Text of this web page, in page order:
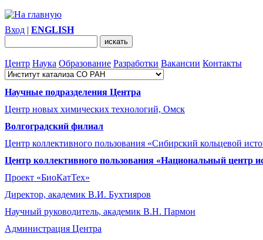
Вход | ENGLISH
Центр Наука Образование Разработки Вакансии Контакты
Научные подразделения Центра
Центр новых химических технологий, Омск
Волгоградский филиал
Центр коллективного пользования «Сибирский кольцевой
Центр коллективного пользования «Национальный центр
Проект «БиоКатТех»
Директор, академик В.И. Бухтияров
Научный руководитель, академик В.Н. Пармон
Администрация Центра